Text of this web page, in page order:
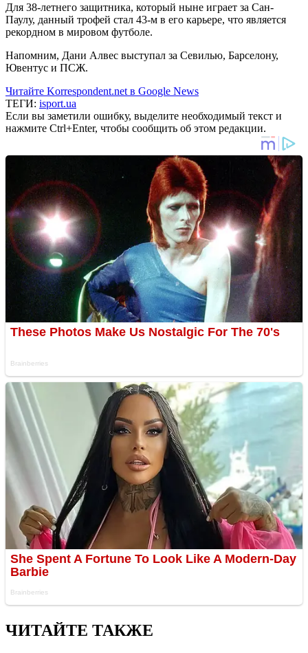
Для 38-летнего защитника, который ныне играет за Сан-
Паулу, данный трофей стал 43-м в его карьере, что является
рекордном в мировом футболе.
Напомним, Дани Алвес выступал за Севилью, Барселону,
Ювентус и ПСЖ.
Читайте Korrespondent.net в Google News
ТЕГИ: isport.ua
Если вы заметили ошибку, выделите необходимый текст и
нажмите Ctrl+Enter, чтобы сообщить об этом редакции.
ЧИТАЙТЕ ТАКЖЕ